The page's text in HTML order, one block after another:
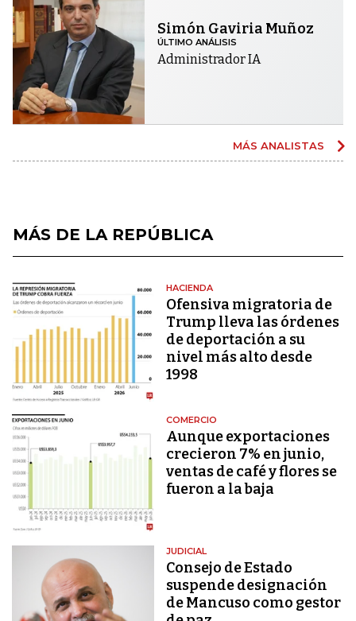
Simón Gaviria Muñoz
ÚLTIMO ANÁLISIS
Administrador IA
MÁS ANALISTAS
MÁS DE LA REPÚBLICA
HACIENDA
Ofensiva migratoria de
Trump lleva las órdenes
de deportación a su
nivel más alto desde
1998
COMERCIO
Aunque exportaciones
crecieron 7% en junio,
ventas de café y flores se
fueron a la baja
JUDICIAL
Consejo de Estado
suspende designación
de Mancuso como gestor